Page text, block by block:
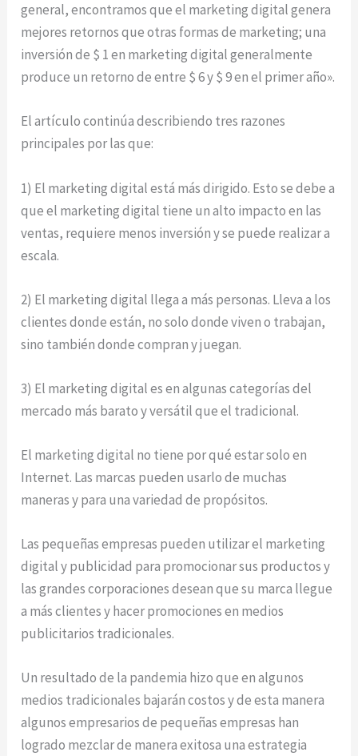
general, encontramos que el marketing digital genera
mejores retornos que otras formas de marketing; una
inversión de $ 1 en marketing digital generalmente
produce un retorno de entre $ 6 y $ 9 en el primer año».
El artículo continúa describiendo tres razones
principales por las que:
1) El marketing digital está más dirigido. Esto se debe a
que el marketing digital tiene un alto impacto en las
ventas, requiere menos inversión y se puede realizar a
escala.
2) El marketing digital llega a más personas. Lleva a los
clientes donde están, no solo donde viven o trabajan,
sino también donde compran y juegan.
3) El marketing digital es en algunas categorías del
mercado más barato y versátil que el tradicional.
El marketing digital no tiene por qué estar solo en
Internet. Las marcas pueden usarlo de muchas
maneras y para una variedad de propósitos.
Las pequeñas empresas pueden utilizar el marketing
digital y publicidad para promocionar sus productos y
las grandes corporaciones desean que su marca llegue
a más clientes y hacer promociones en medios
publicitarios tradicionales.
Un resultado de la pandemia hizo que en algunos
medios tradicionales bajarán costos y de esta manera
algunos empresarios de pequeñas empresas han
logrado mezclar de manera exitosa una estrategia